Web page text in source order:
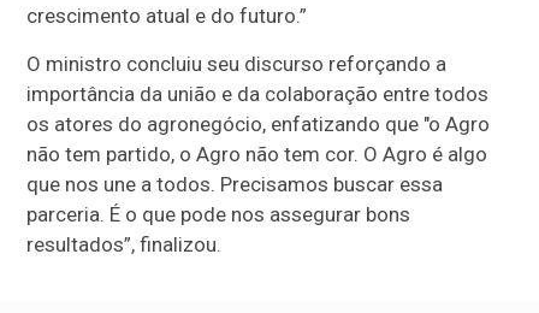
crescimento atual e do futuro.”
O ministro concluiu seu discurso reforçando a
importância da união e da colaboração entre todos
os atores do agronegócio, enfatizando que "o Agro
não tem partido, o Agro não tem cor. O Agro é algo
que nos une a todos. Precisamos buscar essa
parceria. É o que pode nos assegurar bons
resultados”, finalizou.